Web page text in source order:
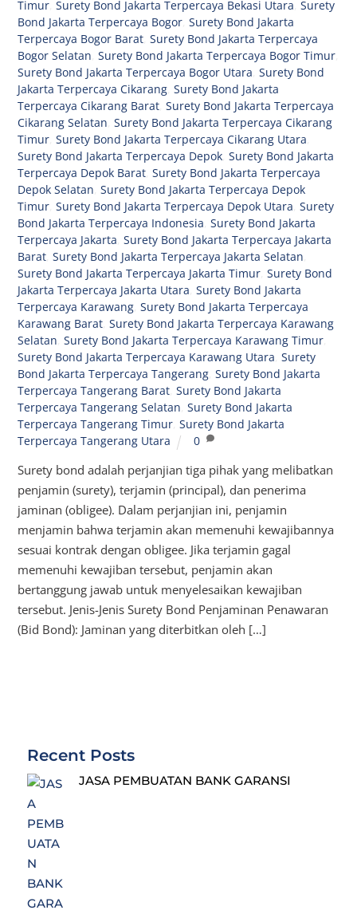
Timur ,Surety Bond Jakarta Terpercaya Bekasi Utara ,Surety
Bond Jakarta Terpercaya Bogor ,Surety Bond Jakarta
Terpercaya Bogor Barat ,Surety Bond Jakarta Terpercaya
Bogor Selatan ,Surety Bond Jakarta Terpercaya Bogor Timur
Surety Bond Jakarta Terpercaya Bogor Utara ,Surety Bond
Jakarta Terpercaya Cikarang ,Surety Bond Jakarta
Terpercaya Cikarang Barat ,Surety Bond Jakarta Terpercaya
Cikarang Selatan ,Surety Bond Jakarta Terpercaya Cikarang
Timur ,Surety Bond Jakarta Terpercaya Cikarang Utara
Surety Bond Jakarta Terpercaya Depok ,Surety Bond Jakarta
Terpercaya Depok Barat ,Surety Bond Jakarta Terpercaya
Depok Selatan ,Surety Bond Jakarta Terpercaya Depok
Timur ,Surety Bond Jakarta Terpercaya Depok Utara ,Surety
Bond Jakarta Terpercaya Indonesia ,Surety Bond Jakarta
Terpercaya Jakarta ,Surety Bond Jakarta Terpercaya Jakarta
Barat ,Surety Bond Jakarta Terpercaya Jakarta Selatan
Surety Bond Jakarta Terpercaya Jakarta Timur ,Surety Bond
Jakarta Terpercaya Jakarta Utara ,Surety Bond Jakarta
Terpercaya Karawang ,Surety Bond Jakarta Terpercaya
Karawang Barat ,Surety Bond Jakarta Terpercaya Karawang
Selatan ,Surety Bond Jakarta Terpercaya Karawang Timur
Surety Bond Jakarta Terpercaya Karawang Utara ,Surety
Bond Jakarta Terpercaya Tangerang ,Surety Bond Jakarta
Terpercaya Tangerang Barat ,Surety Bond Jakarta
Terpercaya Tangerang Selatan ,Surety Bond Jakarta
Terpercaya Tangerang Timur ,Surety Bond Jakarta
Terpercaya Tangerang Utara
0
Surety bond adalah perjanjian tiga pihak yang melibatkan
penjamin (surety), terjamin (principal), dan penerima
jaminan (obligee). Dalam perjanjian ini, penjamin
menjamin bahwa terjamin akan memenuhi kewajibannya
sesuai kontrak dengan obligee. Jika terjamin gagal
memenuhi kewajiban tersebut, penjamin akan
bertanggung jawab untuk menyelesaikan kewajiban
tersebut. Jenis-Jenis Surety Bond Penjaminan Penawaran
(Bid Bond): Jaminan yang diterbitkan oleh […]
Recent Posts
JASA PEMBUATAN BANK GARANSI